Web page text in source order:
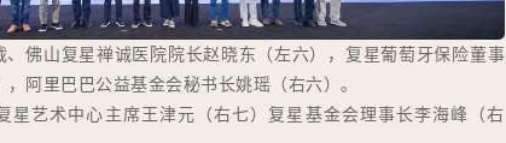
佛山复星禅诚医院院长赵晓东（左六），复星葡萄牙保险董事
阿里巴巴公益基金会秘书长姚瑶（右六）。
星艺术中心主席王津元（右七）复星基金会理事长李海峰（右